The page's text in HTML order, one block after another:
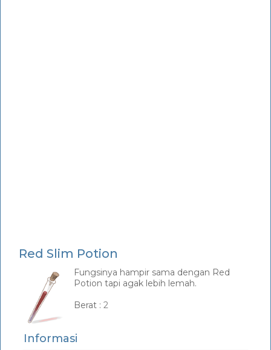
Red Slim Potion
Fungsinya hampir sama dengan Red
Potion tapi agak lebih lemah.
Berat : 2
Informasi